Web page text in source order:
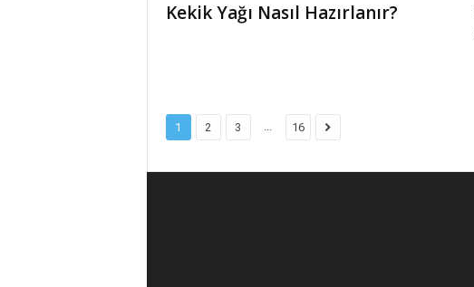
Kekik Yağı Nasıl Hazırlanır?
1 2 3 ... 16